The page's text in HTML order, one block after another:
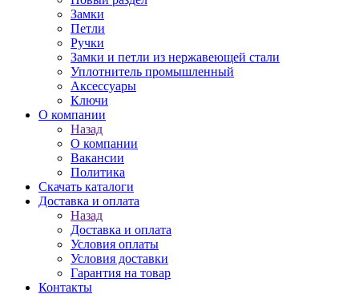
Замки
Петли
Ручки
Замки и петли из нержавеющей стали
Уплотнитель промышленный
Аксессуары
Ключи
О компании
Назад
О компании
Вакансии
Политика
Скачать каталоги
Доставка и оплата
Назад
Доставка и оплата
Условия оплаты
Условия доставки
Гарантия на товар
Контакты